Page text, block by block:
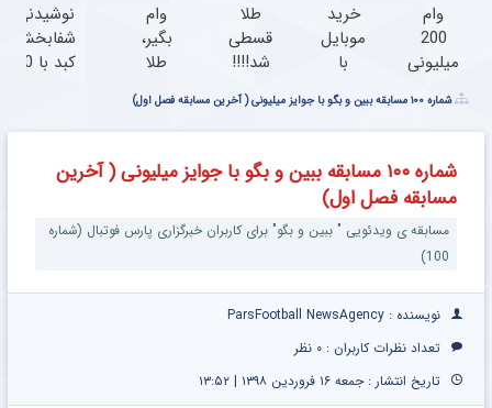
وام
200
میلیونی
تتر.
همین
الان
احراز
هویت
کن!
خرید
موبایل
با
اسنپ
پی |
در ۴
قسط
بدون
سود و
کارمزد!
طلا
قسطی
شد!!!!
وام
بگیر،
طلا
تا 100
میلیون
وام
فوری
ضامن
نوشیدنی
شفابخش
کبد با 10
تا امشب)
شماره ۱۰۰ مسابقه ببین و بگو با جوایز میلیونی ( آخرین مسابقه فصل اول)
شماره ۱۰۰ مسابقه ببین و بگو با جوایز میلیونی ( آخرین
مسابقه فصل اول)
مسابقه ی ویدئویی " ببین و بگو" برای کاربران خبرگزاری پارس فوتبال (شماره
100)
نویسنده : ParsFootball NewsAgency
تعداد نظرات کاربران : ۰ نظر
تاریخ انتشار : جمعه ۱۶ فروردین ۱۳۹۸ | ۱۳:۵۲